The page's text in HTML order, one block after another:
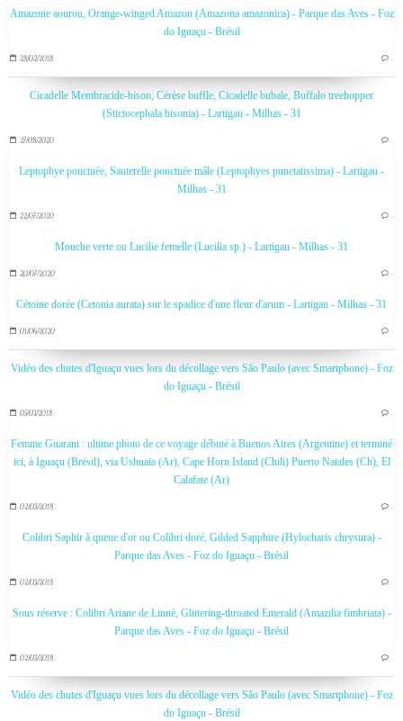
Amazone aourou, Orange-winged Amazon (Amazona amazonica) - Parque das Aves - Foz
do Iguaçu - Brésil
28/02/2018 …
Cicadelle Membracide-bison, Cérèse buffle, Cicadelle bubale, Buffalo treehopper
(Stictocephala bisonia) - Lartigau - Milhas - 31
27/08/2020 …
Leptophye ponctuée, Sauterelle ponctuée mâle (Leptophyes punctatissima) - Lartigau -
Milhas - 31
22/07/2020 …
Mouche verte ou Lucilie femelle (Lucilia sp.) - Lartigau - Milhas - 31
20/07/2020 …
Cétoine dorée (Cetonia aurata) sur le spadice d'une fleur d'arum - Lartigau - Milhas - 31
01/06/2020 …
Vidéo des chutes d'Iguaçu vues lors du décollage vers São Paulo (avec Smartphone) - Foz
do Iguaçu - Brésil
05/03/2018 …
Femme Guarani : ultime photo de ce voyage débuté à Buenos Aires (Argentine) et terminé
ici, à Iguaçu (Brésil), via Ushuaïa (Ar), Cape Horn Island (Chili) Puerto Natales (Ch), El
Calafate (Ar)
02/03/2018 …
Colibri Saphir à queue d'or ou Colibri doré, Gilded Sapphire (Hylocharis chrysura) -
Parque das Aves - Foz do Iguaçu - Brésil
02/03/2018 …
Sous réserve : Colibri Ariane de Linné, Glittering-throated Emerald (Amazilia fimbriata) -
Parque das Aves - Foz do Iguaçu - Brésil
02/03/2018 …
Vidéo des chutes d'Iguaçu vues lors du décollage vers São Paulo (avec Smartphone) - Foz
do Iguaçu - Brésil